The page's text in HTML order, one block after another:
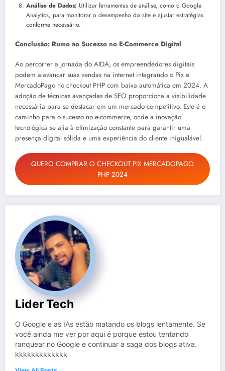
Análise de Dados: Utilizar ferramentas de análise, como o Google
Analytics, para monitorar o desempenho do site e ajustar estratégias
conforme necessário.
Conclusão: Rumo ao Sucesso no E-Commerce Digital
Ao percorrer a jornada do AIDA, os empreendedores digitais
podem alavancar suas vendas na internet integrando o Pix e
MercadoPago no checkout PHP com baixa automática em 2024. A
adoção de técnicas avançadas de SEO proporciona a visibilidade
necessária para se destacar em um mercado competitivo. Este é o
caminho para o sucesso no e-commerce, onde a inovação
tecnológica se alia à otimização constante para garantir uma
presença digital sólida e uma experiência do cliente inigualável.
QUERO COMPRAR O CHECKOUT PIX MERCADOPAGO
PHP 2024
Lider Tech
O Google e as IAs estão matando os blogs lentamente. Se
você ainda me ver por aqui é porque estou tentando
ranquear no Google e continuar a saga dos blogs ativa.
kkkkkkkkkkkkk